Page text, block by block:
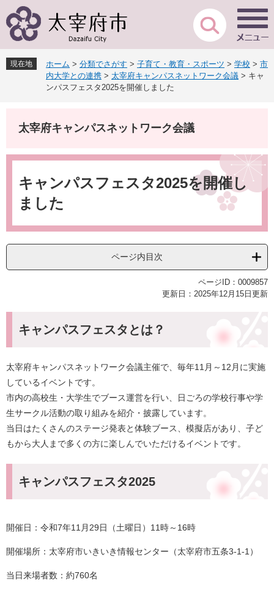
ー
先
頭
ニ
を
飛
現在地 ホーム > 分類でさがす > 子育て・教育・スポーツ > 学校 > 市
内大学との連携 > 太宰府キャンパスネットワーク会議 > キャ
ンパスフェスタ2025を開催しました
太宰府キャンパスネットワーク会議
本
キャンパスフェスタ2025を開催し
ました
ページ内目次
ページID：0009857
更新日：2025年12月15日更新
キャンパスフェスタとは？
太宰府キャンパスネットワーク会議主催で、毎年11月～12月に実施
しているイベントです。
市内の高校生・大学生でブース運営を行い、日ごろの学校行事や学
生サークル活動の取り組みを紹介・披露しています。
当日はたくさんのステージ発表と体験ブース、模擬店があり、子ど
もから大人まで多くの方に楽しんでいただけるイベントです。
キャンパスフェスタ2025
開催日：令和7年11月29日（土曜日）11時～16時
開催場所：太宰府市いきいき情報センター（太宰府市五条3-1-1）
当日来場者数：約760名